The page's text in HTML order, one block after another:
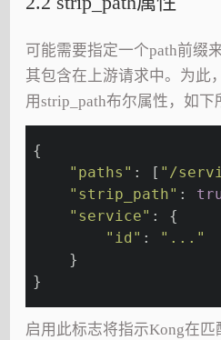
可能需要指定一个path前缀
其包含在上游请求中。为此
用strip_path布尔属性，如下
{
"paths" : [ "/
"strip_path" :
"service" : {
"id" :
"..."
    }
}
启用此标志将指示Kong在